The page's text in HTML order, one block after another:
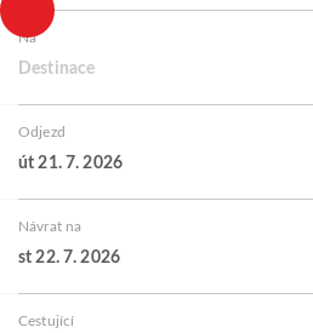
Na
Destinace
Odjezd
út 21. 7. 2026
Návrat na
st 22. 7. 2026
Cestující